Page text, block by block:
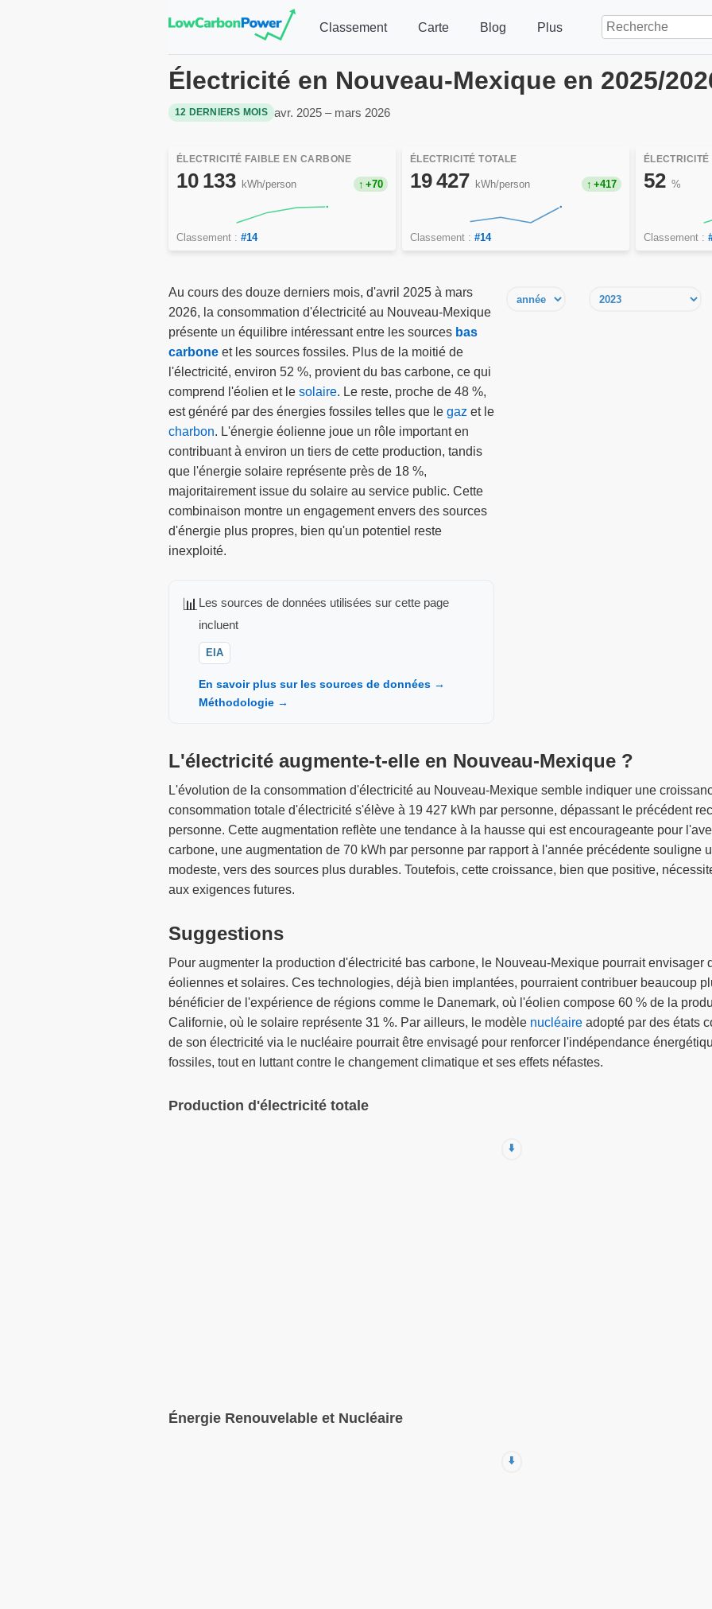
Classement Carte Blog Plus
Électricité en Nouveau-Mexique en 2025/
12 DERNIERS MOIS avr. 2025 – mars 2026
ÉLECTRICITÉ FAIBLE EN CARBONE
10 133 kWh/person +70
Classement : #14
ÉLECTRICITÉ TOTALE
19 427 kWh/person +417
Classement : #14
52 %
Classement :
Au cours des douze derniers mois, d'avril 2025 à mars
2026, la consommation d'électricité au Nouveau-Mexique
présente un équilibre intéressant entre les sources bas
carbone et les sources fossiles. Plus de la moitié de
l'électricité, environ 52 %, provient du bas carbone, ce qui
comprend l'éolien et le solaire. Le reste, proche de 48 %,
est généré par des énergies fossiles telles que le gaz et le
charbon. L'énergie éolienne joue un rôle important en
contribuant à environ un tiers de cette production, tandis
que l'énergie solaire représente près de 18 %,
majoritairement issue du solaire au service public. Cette
combinaison montre un engagement envers des sources
d'énergie plus propres, bien qu'un potentiel reste
inexploité.
📊 Les sources de données utilisées sur cette page
incluent
EIA
En savoir plus sur les sources de données →
Méthodologie →
L'électricité augmente-t-elle en Nouveau-Mexique ?
L'évolution de la consommation d'électricité au Nouveau-Mexique semble indiquer une
consommation totale d'électricité s'élève à 19 427 kWh par personne, dépassant le précédent
personne. Cette augmentation reflète une tendance à la hausse qui est encourageante pour
carbone, une augmentation de 70 kWh par personne par rapport à l'année précédente souligne
modeste, vers des sources plus durables. Toutefois, cette croissance, bien que positive,
aux exigences futures.
Suggestions
Pour augmenter la production d'électricité bas carbone, le Nouveau-Mexique pourrait envisager
éoliennes et solaires. Ces technologies, déjà bien implantées, pourraient contribuer beaucoup
bénéficier de l'expérience de régions comme le Danemark, où l'éolien compose 60 % de la
Californie, où le solaire représente 31 %. Par ailleurs, le modèle nucléaire adopté par des états
de son électricité via le nucléaire pourrait être envisagé pour renforcer l'indépendance
fossiles, tout en luttant contre le changement climatique et ses effets néfastes.
Production d'électricité totale
⬇️
Énergie Renouvelable et Nucléaire
⬇️